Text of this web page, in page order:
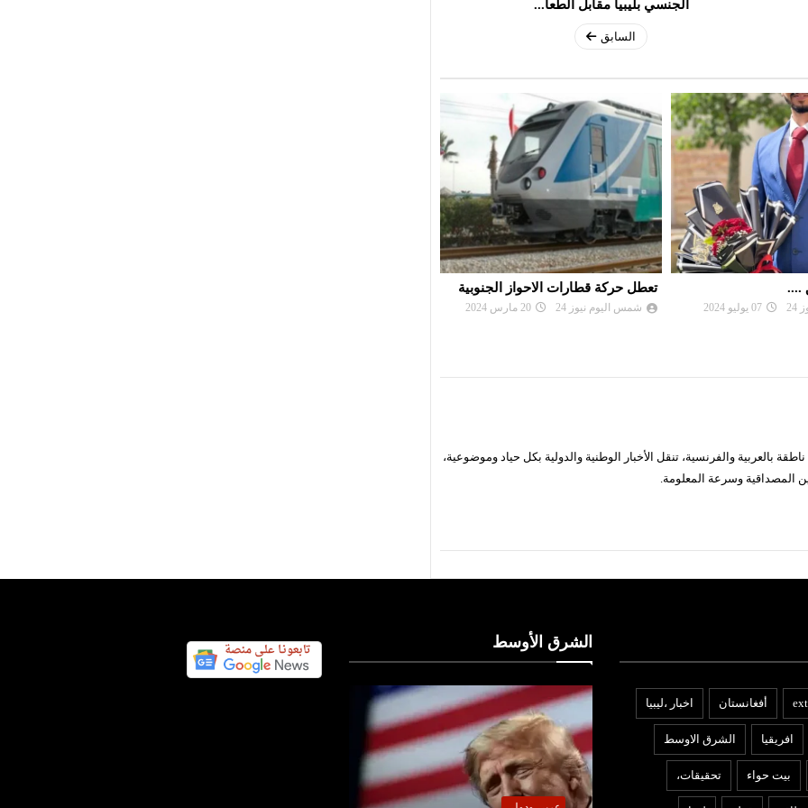
الجنسي بليبيا مقابل الطعا...
السابق
....
07 يوليو 2024
تعطل حركة قطارات الاحواز الجنوبية
شمس اليوم نيوز 24 20 مارس 2024
بالعربية والفرنسية، تنقل الأخبار الوطنية والدولية بكل حياد وموضوعية،
المصداقية وسرعة المعلومة.
أفغانستان اخبار ،ليبيا
افريقيا الشرق الاوسط
بيت حواء تحقيقات،
الشرق الأوسط